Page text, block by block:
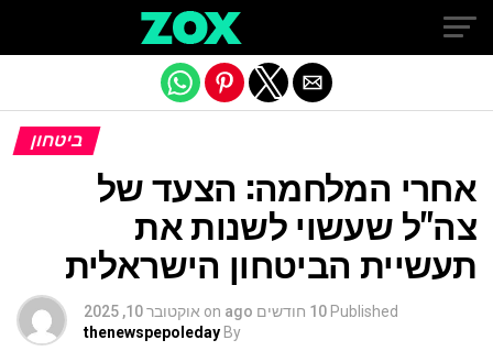
ביטחון
אחרי המלחמה: הצעד של
צה"ל שעשוי לשנות את
תעשיית הביטחון הישראלית
Published 10 חודשים ago on אוקטובר 10, 2025
By
thenewspepoleday
Exit mobile version